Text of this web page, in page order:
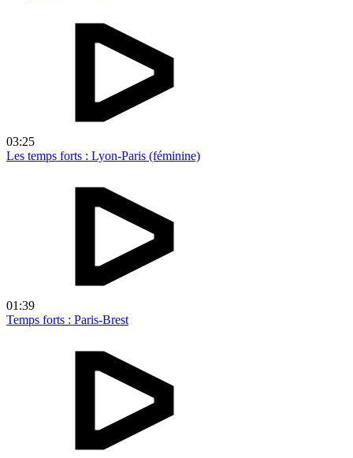
03:25
Les temps forts : Lyon-Paris (féminine)
01:39
Temps forts : Paris-Brest